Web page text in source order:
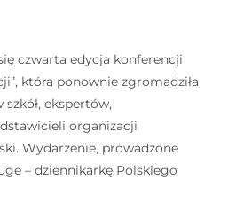
czwarta edycja konferencji
która ponownie zgromadziła
ekspertów,
organizacji
Wydarzenie, prowadzone
– dziennikarkę Polskiego